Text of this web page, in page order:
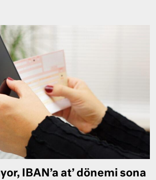
IBAN’a at’ dönemi sona